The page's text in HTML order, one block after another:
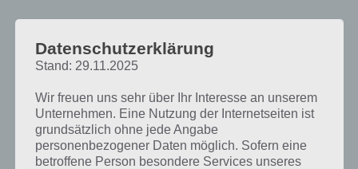
Tippst du unten links auf das Icon über dem Auto, so siehst du die
Geschichten” bleiben dir jedoch lange verwehrt. Um eine Hobby-
Geschichte starten zu können, wird ein Hobby-Objekt in Sims Mobile
benötigt. Und ein solches gibt es es mit Level 8. Also erreiche
zunächst einmal dieses Level!
Datenschutzerklärung
Stand: 29.11.2025
Wir freuen uns sehr über Ihr Interesse an unserem
Unternehmen. Eine Nutzung der Internetseiten ist
grundsätzlich ohne jede Angabe
personenbezogener Daten möglich. Sofern eine
betroffene Person besondere Services unseres